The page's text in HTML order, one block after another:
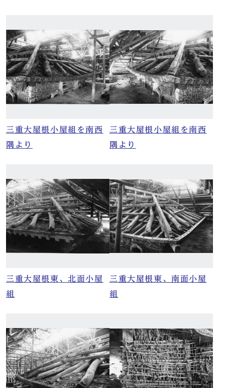
三重大屋根小屋組を南西
隅より
三重大屋根小屋組を南西
隅より
三重大屋根東、北面小屋
組
三重大屋根東、南面小屋
組